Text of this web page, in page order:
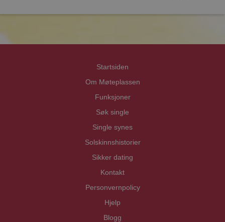
Startsiden
Om Møteplassen
Funksjoner
Søk single
Single synes
Solskinnshistorier
Sikker dating
Kontakt
Personvernpolicy
Hjelp
Blogg